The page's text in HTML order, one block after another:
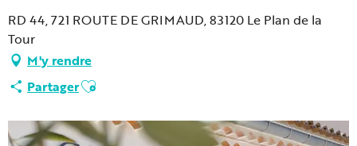
RD 44, 721 ROUTE DE GRIMAUD, 83120 Le Plan de la
Tour
M'y rendre
PartagerAjouter aux favoris